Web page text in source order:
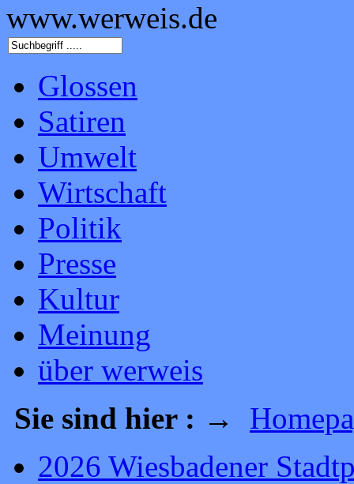
www.werweis.de
Glossen
Satiren
Umwelt
Wirtschaft
Politik
Presse
Kultur
Meinung
über werweis
Sie sind hier : →
2026 Wiesbadener